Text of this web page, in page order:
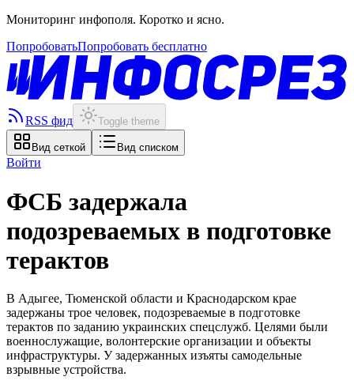
Мониторинг инфополя. Коротко и ясно.
ПопробоватьПопробовать бесплатно
RSS фид Toggle theme
Вид сеткой Вид списком
Войти
ФСБ задержала
подозреваемых в подготовке
терактов
В Адыгее, Тюменской области и Краснодарском крае
задержаны трое человек, подозреваемые в подготовке
терактов по заданию украинских спецслужб. Целями были
военнослужащие, волонтерские организации и объекты
инфраструктуры. У задержанных изъяты самодельные
взрывные устройства.